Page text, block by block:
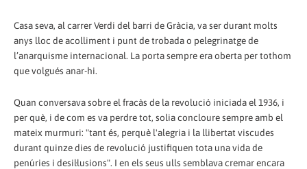
Casa seva, al carrer Verdi del barri de Gràcia, va ser durant molts
anys lloc de acolliment i punt de trobada o pelegrinatge de
l’anarquisme internacional. La porta sempre era oberta per tothom
que volgués anar-hi.
Quan conversava sobre el fracàs de la revolució iniciada el 1936, i
per què, i de com es va perdre tot, solia concloure sempre amb el
mateix murmuri: "tant és, perquè l'alegria i la llibertat viscudes
durant quinze dies de revolució justifiquen tota una vida de
penúries i desil·lusions". I en els seus ulls semblava cremar encara